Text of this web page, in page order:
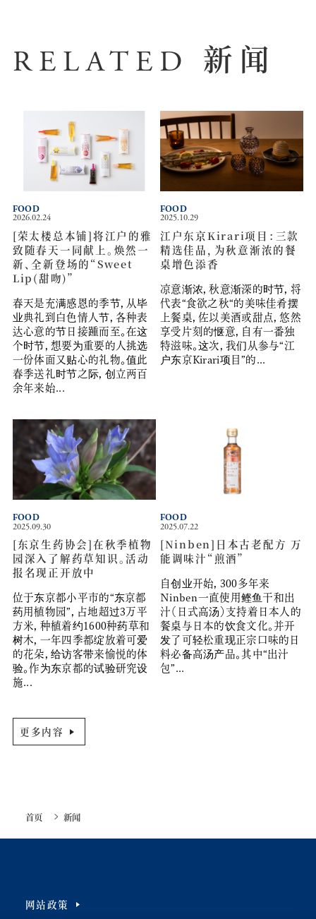
RELATED 新闻
2026.02.24
[荣太楼总本铺]将江户的雅
致随春天一同献上。焕然一
新、全新登场的“Sweet
Lip(甜吻)”
春天是充满感恩的季节，从毕
业典礼到白色情人节，各种表
达心意的节日接踵而至。在这
个时节，想要为重要的人挑选
一份体面又贴心的礼物。值此
春季送礼时节之际，创立两百
余年来始...
FOOD
2025.10.29
江户东京Kirari项目：三款
精选佳品，为秋意渐浓的餐
桌增色添香
凉意渐浓，秋意渐深的时节，将
代表“食欲之秋“的美味佳肴摆
上餐桌，佐以美酒或甜点，悠然
享受片刻的惬意，自有一番独
特滋味。这次，我们从参与“江
户东京Kirari项目”的...
FOOD
2025.09.30
[东京生药协会]在秋季植物
园深入了解药草知识。活动
报名现正开放中
位于东京都小平市的“东京都
药用植物园”，占地超过3万平
方米，种植着约1600种药草和
树木，一年四季都绽放着可爱
的花朵，给访客带来愉悦的体
验。作为东京都的试验研究设
施...
FOOD
2025.07.22
[Ninben]日本古老配方 万
能调味汁“煎酒”
自创业开始，300多年来
Ninben一直使用鲣鱼干和出
汁（日式高汤）支持着日本人的
餐桌与日本的饮食文化。并开
发了可轻松重现正宗口味的日
料必备高汤产品。其中“出汁
包”...
FOOD
更多内容
首页 新闻
网站政策